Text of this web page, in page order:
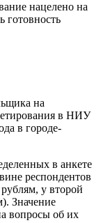
нацелено на
готовность
на
в НИУ
в городе-
в анкете
респондентов
у второй
Значение
вопросы об их